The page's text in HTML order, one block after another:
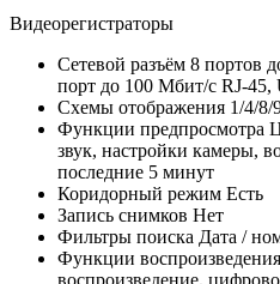
Видеорегистраторы
Сетевой разъём 8 портов
порт до 100 Мбит/с RJ-45,
Схемы отображения 1/4/8/
Функции предпросмотра
звук, настройки камеры,
последние 5 минут
Коридорный режим Есть
Запись снимков Нет
Фильтры поиска Дата /
Функции воспроизведения